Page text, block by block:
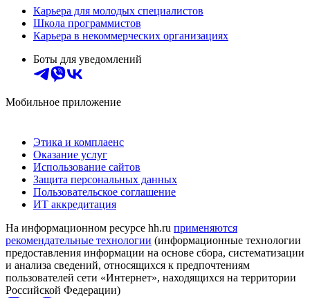
Карьера для молодых специалистов
Школа программистов
Карьера в некоммерческих организациях
Боты для уведомлений
Мобильное приложение
Этика и комплаенс
Оказание услуг
Использование сайтов
Защита персональных данных
Пользовательское соглашение
ИТ аккредитация
На информационном ресурсе hh.ru применяются
рекомендательные технологии (информационные технологии
предоставления информации на основе сбора, систематизации
и анализа сведений, относящихся к предпочтениям
пользователей сети «Интернет», находящихся на территории
Российской Федерации)